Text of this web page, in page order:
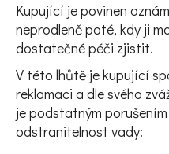
Kupující je povinen
neprodleně poté, kdy ji
dostatečné péči zjistit.
V této lhůtě je kupující
reklamaci a dle svého
je podstatným
odstranitelnost vady: